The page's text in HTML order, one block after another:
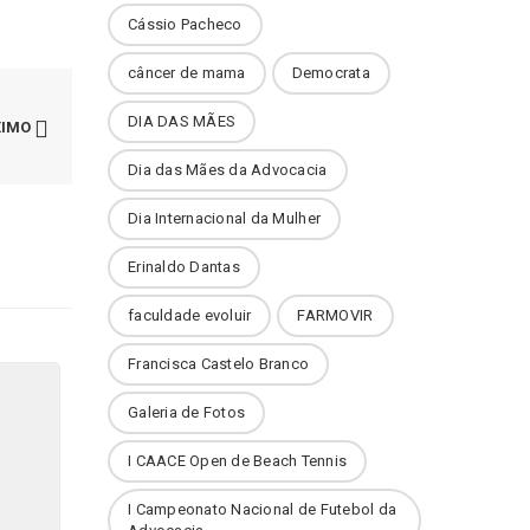
Cássio Pacheco
câncer de mama Democrata
DIA DAS MÃES
Dia das Mães da Advocacia
Dia Internacional da Mulher
Erinaldo Dantas
faculdade evoluir FARMOVIR
Francisca Castelo Branco
Galeria de Fotos
I CAACE Open de Beach Tennis
I Campeonato Nacional de Futebol da